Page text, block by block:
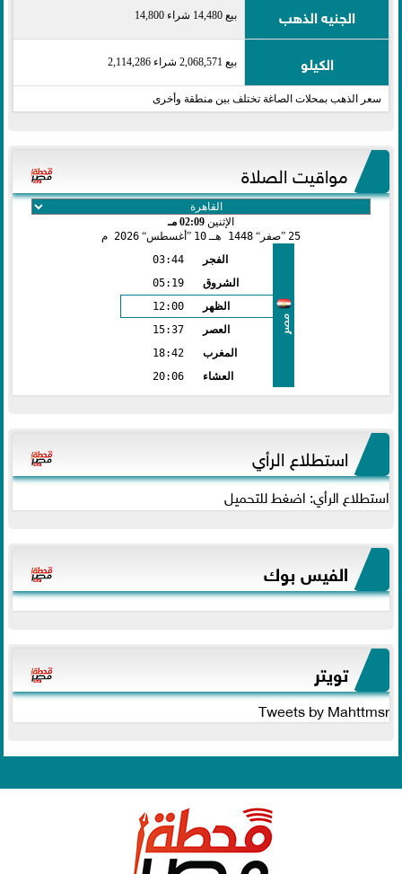
الجنيه الذهب بيع 14,480 شراء 14,800
الكيلو بيع 2,068,571 شراء 2,114,286
سعر الذهب بمحلات الصاغة تختلف بين منطقة وأخرى
مواقيت الصلاة
الإثنين 02:09 مـ
25
صفر 1448 هـ 10 أغسطس 2026 م
مصر
الفجر
03:44
الشروق
05:19
الظهر
12:00
العصر
15:37
المغرب
18:42
العشاء
20:06
استطلاع الرأي
استطلاع الرأي: اضغط للتحميل
الفيس بوك
تويتر
Tweets by Mahttmsr